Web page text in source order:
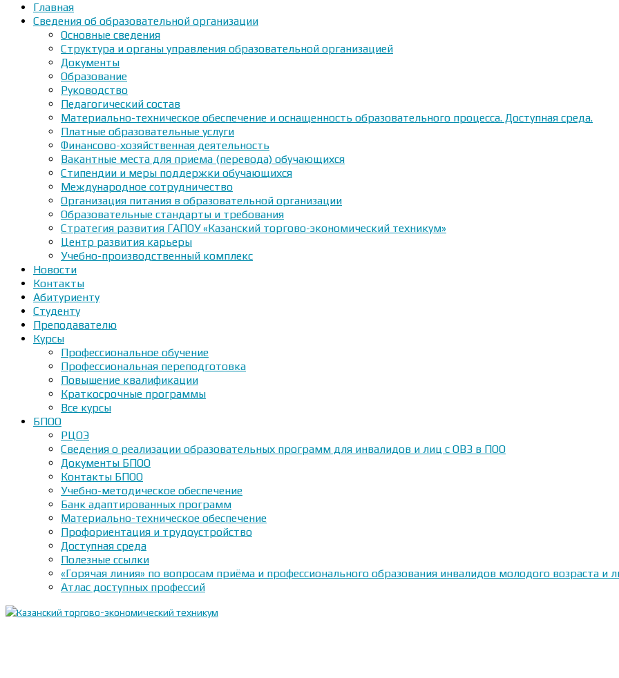
Главная
Сведения об образовательной организации
Основные сведения
Структура и органы управления образовательной организацией
Документы
Образование
Руководство
Педагогический состав
Материально-техническое обеспечение и оснащенность образовательного процесса. Доступная среда.
Платные образовательные услуги
Финансово-хозяйственная деятельность
Вакантные места для приема (перевода) обучающихся
Стипендии и меры поддержки обучающихся
Международное сотрудничество
Организация питания в образовательной организации
Образовательные стандарты и требования
Стратегия развития ГАПОУ «Казанский торгово-экономический техникум»
Центр развития карьеры
Учебно-производственный комплекс
Новости
Контакты
Абитуриенту
Студенту
Преподавателю
Курсы
Профессиональное обучение
Профессиональная переподготовка
Повышение квалификации
Краткосрочные программы
Все курсы
БПОО
РЦОЭ
Сведения о реализации образовательных программ для инвалидов и лиц с ОВЗ в ПОО
Документы БПОО
Контакты БПОО
Учебно-методическое обеспечение
Банк адаптированных программ
Материально-техническое обеспечение
Профориентация и трудоустройство
Доступная среда
Полезные ссылки
«Горячая линия» по вопросам приёма и профессионального образования инвалидов молодого возраста
Атлас доступных профессий